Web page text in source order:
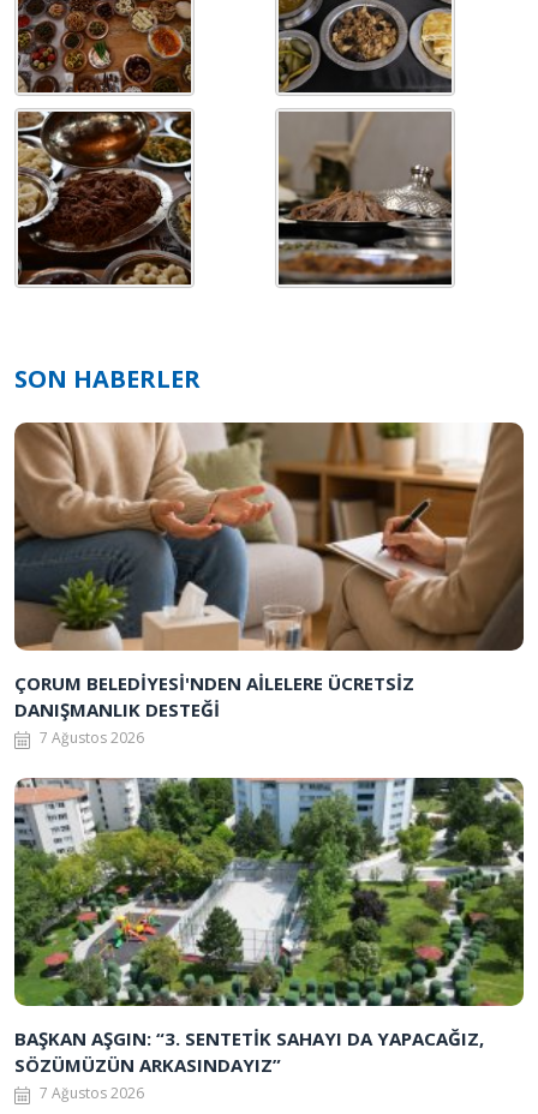
SON HABERLER
ÇORUM BELEDİYESİ'NDEN AİLELERE ÜCRETSİZ
DANIŞMANLIK DESTEĞİ
7 Ağustos 2026
BAŞKAN AŞGIN: “3. SENTETİK SAHAYI DA YAPACAĞIZ,
SÖZÜMÜZÜN ARKASINDAYIZ”
7 Ağustos 2026